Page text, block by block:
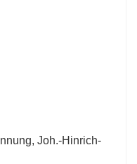
Joh.-Hinrich-